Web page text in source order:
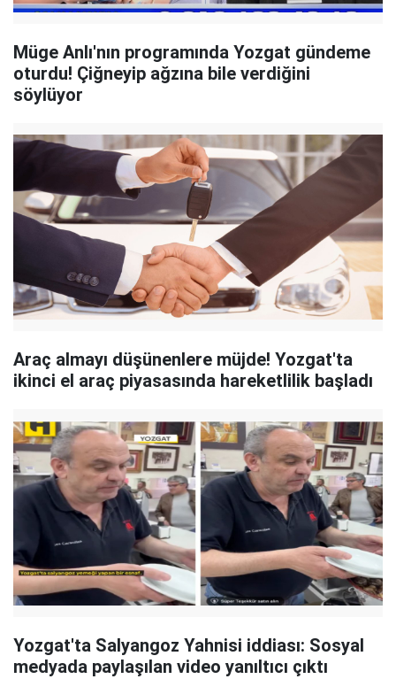
Müge Anlı'nın programında Yozgat gündeme
oturdu! Çiğneyip ağzına bile verdiğini
söylüyor
Araç almayı düşünenlere müjde! Yozgat'ta
ikinci el araç piyasasında hareketlilik başladı
Yozgat'ta Salyangoz Yahnisi iddiası: Sosyal
medyada paylaşılan video yanıltıcı çıktı